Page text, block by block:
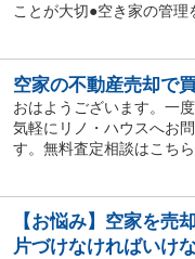
ことが大切●空き家の管理
空家の不動産売却で
おはようございます。一
気軽にリノ・ハウスへお
す。無料査定相談はこち
【お悩み】空家を売
片づけなければいけ